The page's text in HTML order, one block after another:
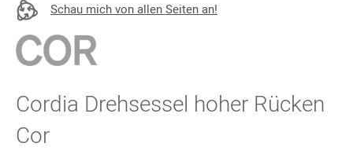
Schau mich von allen Seiten an!
Cordia Drehsessel hoher Rücken
Cor